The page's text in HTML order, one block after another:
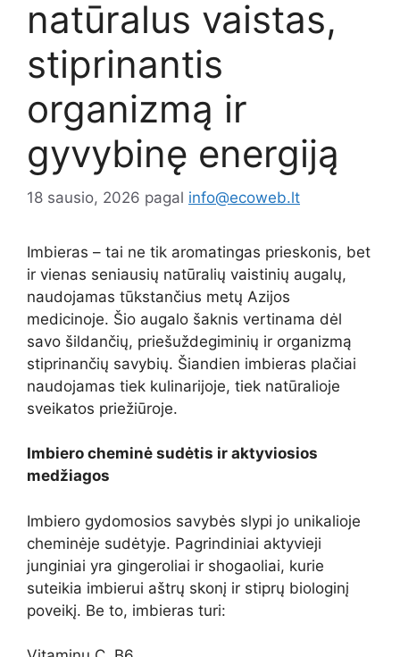
natūralus vaistas,
stiprinantis
organizmą ir
gyvybinę energiją
18 sausio, 2026 pagal info@ecoweb.lt
Imbieras – tai ne tik aromatingas prieskonis, bet
ir vienas seniausių natūralių vaistinių augalų,
naudojamas tūkstančius metų Azijos
medicinoje. Šio augalo šaknis vertinama dėl
savo šildančių, priešuždegiminių ir organizmą
stiprinančių savybių. Šiandien imbieras plačiai
naudojamas tiek kulinarijoje, tiek natūralioje
sveikatos priežiūroje.
Imbiero cheminė sudėtis ir aktyviosios
medžiagos
Imbiero gydomosios savybės slypi jo unikalioje
cheminėje sudėtyje. Pagrindiniai aktyvieji
junginiai yra gingeroliai ir shogaoliai, kurie
suteikia imbierui aštrų skonį ir stiprų biologinį
poveikį. Be to, imbieras turi: